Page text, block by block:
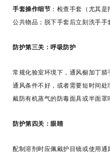
手套操作细节 ：检查手套（尤其
公共物品；脱下手套后立刻洗手手
防护第三关：呼吸防护
常规化验室环境下，通风橱加丁
通风条件不好，或者需要短时间
戴防有机蒸气的防毒面具或半面罩
防护第四关：眼睛
配制溶剂时应佩戴护目镜或使用